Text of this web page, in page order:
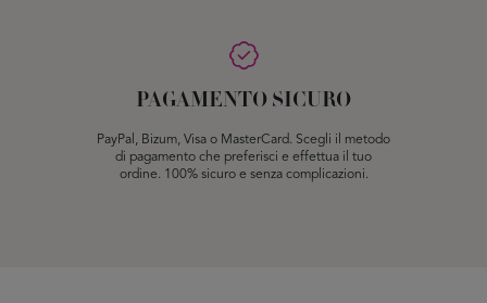
PAGAMENTO SICURO
PayPal, Bizum, Visa o MasterCard. Scegli il metodo
di pagamento che preferisci e effettua il tuo
ordine. 100% sicuro e senza complicazioni.